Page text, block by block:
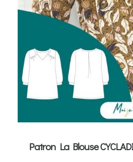
Patron La Blouse